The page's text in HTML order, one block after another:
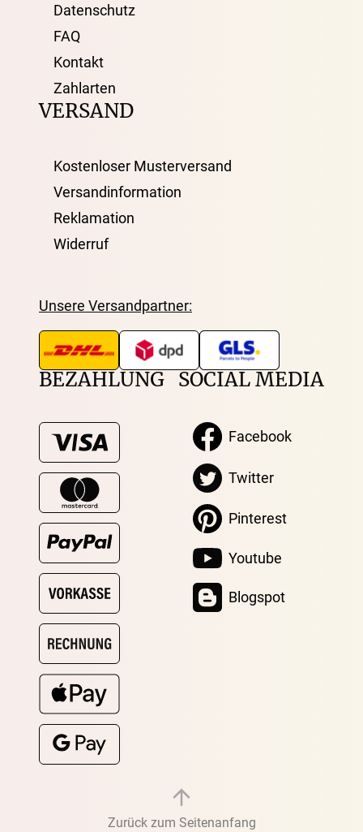
Datenschutz
FAQ
Kontakt
Zahlarten
VERSAND
Kostenloser Musterversand
Versandinformation
Reklamation
Widerruf
Unsere Versandpartner:
BEZAHLUNG SOCIAL MEDIA
Facebook
Twitter
Pinterest
Youtube
Blogspot
Zurück zum Seitenanfang